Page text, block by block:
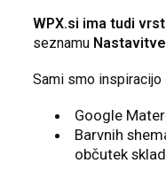
WPX.si ima tudi
seznamu
Sami smo
Google
Barvnih
občutek